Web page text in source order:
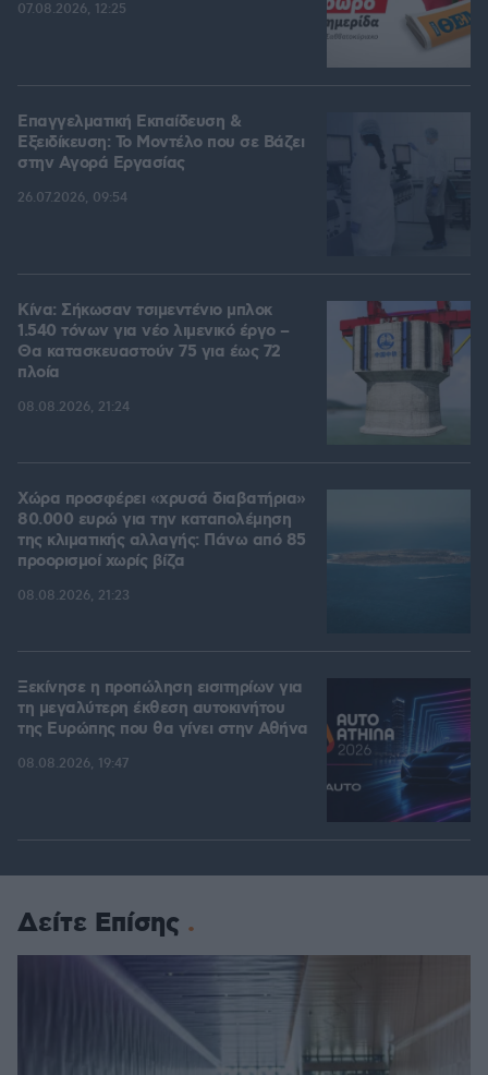
07.08.2026, 12:25
Επαγγελματική Εκπαίδευση &
Εξειδίκευση: Το Mοντέλο που σε Bάζει
στην Aγορά Eργασίας
26.07.2026, 09:54
Κίνα: Σήκωσαν τσιμεντένιο μπλοκ
1.540 τόνων για νέο λιμενικό έργο –
Θα κατασκευαστούν 75 για έως 72
πλοία
08.08.2026, 21:24
Χώρα προσφέρει «χρυσά διαβατήρια»
80.000 ευρώ για την καταπολέμηση
της κλιματικής αλλαγής: Πάνω από 85
προορισμοί χωρίς βίζα
08.08.2026, 21:23
Ξεκίνησε η προπώληση εισιτηρίων για
τη μεγαλύτερη έκθεση αυτοκινήτου
της Ευρώπης που θα γίνει στην Αθήνα
08.08.2026, 19:47
Δείτε Επίσης